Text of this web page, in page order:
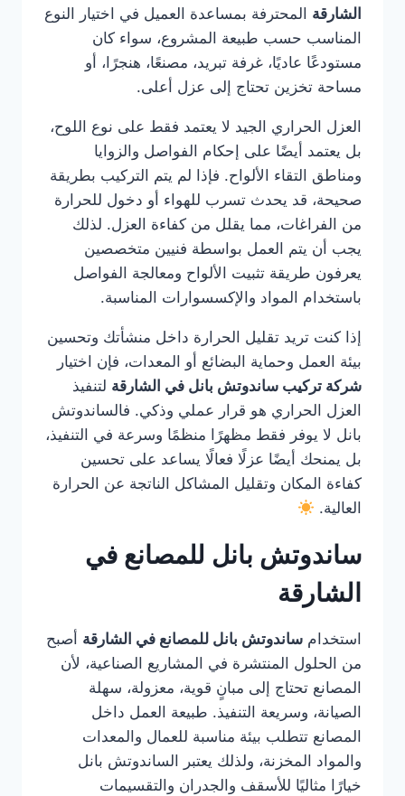
الشارقة المحترفة بمساعدة العميل في اختيار النوع
المناسب حسب طبيعة المشروع، سواء كان
مستودعًا عاديًا، غرفة تبريد، مصنعًا، هنجرًا، أو
مساحة تخزين تحتاج إلى عزل أعلى.
العزل الحراري الجيد لا يعتمد فقط على نوع اللوح،
بل يعتمد أيضًا على إحكام الفواصل والزوايا
ومناطق التقاء الألواح. فإذا لم يتم التركيب بطريقة
صحيحة، قد يحدث تسرب للهواء أو دخول للحرارة
من الفراغات، مما يقلل من كفاءة العزل. لذلك
يجب أن يتم العمل بواسطة فنيين متخصصين
يعرفون طريقة تثبيت الألواح ومعالجة الفواصل
باستخدام المواد والإكسسوارات المناسبة.
إذا كنت تريد تقليل الحرارة داخل منشأتك وتحسين
بيئة العمل وحماية البضائع أو المعدات، فإن اختيار
شركة تركيب ساندوتش بانل في الشارقة لتنفيذ
العزل الحراري هو قرار عملي وذكي. فالساندوتش
بانل لا يوفر فقط مظهرًا منظمًا وسرعة في التنفيذ،
بل يمنحك أيضًا عزلًا فعالًا يساعد على تحسين
كفاءة المكان وتقليل المشاكل الناتجة عن الحرارة
العالية.
ساندوتش بانل للمصانع في
الشارقة
استخدام ساندوتش بانل للمصانع في الشارقة أصبح
من الحلول المنتشرة في المشاريع الصناعية، لأن
المصانع تحتاج إلى مبانٍ قوية، معزولة، سهلة
الصيانة، وسريعة التنفيذ. طبيعة العمل داخل
المصانع تتطلب بيئة مناسبة للعمال والمعدات
والمواد المخزنة، ولذلك يعتبر الساندوتش بانل
خيارًا مثاليًا للأسقف والجدران والتقسيمات